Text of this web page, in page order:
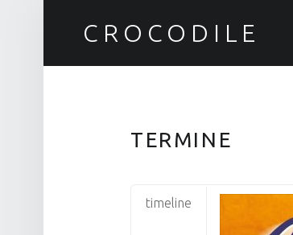
CROCODILE
TERMINE
timeline